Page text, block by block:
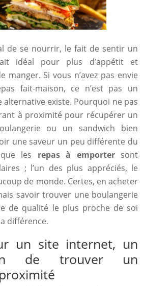
de se nourrir, le fait de sentir un
idéal pour plus d’appétit et
manger. Si vous n’avez pas envie
fait-maison, ce n’est pas un
existe. Pourquoi ne pas
à proximité pour récupérer un
ou un sandwich bien
une saveur un peu différente du
les repas à emportersont
; l’un des plus appréciés, le
de monde. Certes, en acheter
savoir trouver une boulangerie
de qualité le plus proche de soi
différence.
un site internet, un
de trouver un